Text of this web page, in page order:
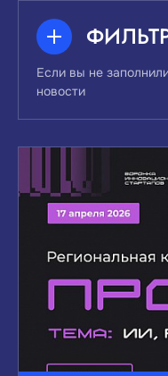
Если вы не
новости
ВЫБЕРИТЕ